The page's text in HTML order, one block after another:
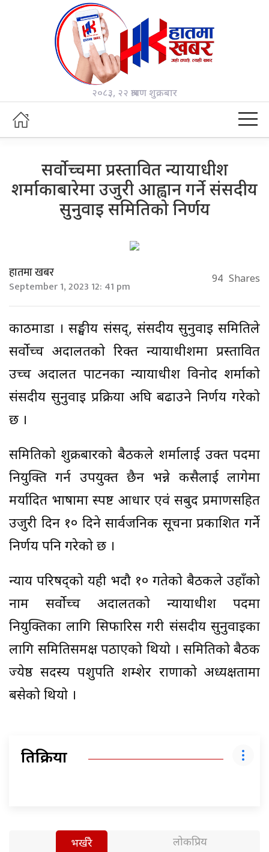
२०८३, २२ श्रावण शुक्रबार
सर्वोच्चमा प्रस्तावित न्यायाधीश
शर्माकाबारेमा उजुरी आह्वान गर्ने संसदीय
सुनुवाइ समितिको निर्णय
हातमा खबर
September 1, 2023 12: 41 pm 94 Shares
काठमाडौँ । सङ्घीय संसद्, संसदीय सुनुवाइ समितिले
सर्वाेच्च अदालतको रिक्त न्यायाधीशमा प्रस्तावित
उच्च अदालत पाटनका न्यायाधीश विनोद शर्माको
संसदीय सुनुवाइ प्रक्रिया अघि बढाउने निर्णय गरेको
छ ।
समितिको शुक्रबारको बैठकले शर्मालाई उक्त पदमा
नियुक्ति गर्न उपयुक्त छैन भन्ने कसैलाई लागेमा
मर्यादित भाषामा स्पष्ट आधार एवं सबुद प्रमाणसहित
उजुरी दिन १० दिने सार्वजनिक सूचना प्रकाशित गर्ने
निर्णय पनि गरेको छ ।
न्याय परिषद्को यही भदौ १० गतेको बैठकले उहाँको
नाम सर्वाेच्च अदालतको न्यायाधीश पदमा
नियुक्तिका लागि सिफारिस गरी संसदीय सुनुवाइका
लागि समितिसमक्ष पठाएको थियो । समितिको बैठक
ज्येष्ठ सदस्य पशुपति शम्शेर राणाको अध्यक्षतामा
बसेको थियो ।
प्रतिक्रिया
भर्खरै लोकप्रिय